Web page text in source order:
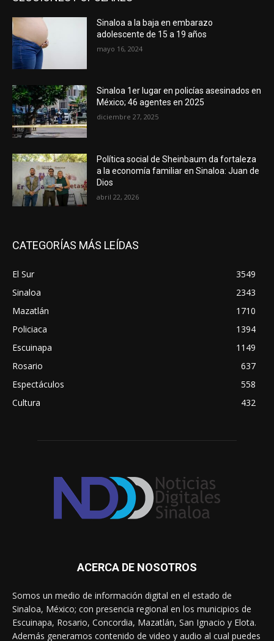
Sinaloa a la baja en embarazo
adolescente de 15 a 19 años
mayo 16, 2024
Sinaloa 1er lugar en policías asesinados en
México; 46 agentes en 2025
diciembre 27, 2025
Política social de Sheinbaum da fortaleza
a la economía familiar en Sinaloa: Juan de
Dios
abril 22, 2026
CATEGORÍAS MÁS LEÍDAS
El Sur
3549
Sinaloa
2343
Mazatlán
1710
Policiaca
1394
Escuinapa
1149
Rosario
637
Espectáculos
558
Cultura
432
ACERCA DE NOSOTROS
Somos un medio de información digital en el estado de
Sinaloa, México; con presencia regional en los municipios de
Escuinapa, Rosario, Concordia, Mazatlán, San Ignacio y Elota.
Además generamos contenido de video y audio al cual puedes